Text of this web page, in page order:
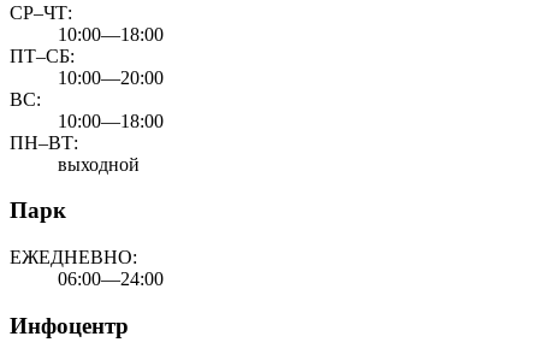
СР–ЧТ:
10:00—18:00
ПТ–СБ:
10:00—20:00
ВС:
10:00—18:00
ПН–ВТ:
выходной
Парк
ЕЖЕДНЕВНО:
06:00—24:00
Инфоцентр